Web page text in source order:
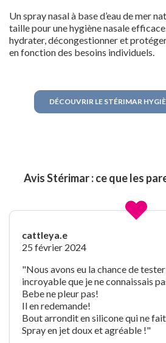
Un spray nasal à base d’eau de mer
taille pour une hygiène nasale
hydrater, décongestionner et protéger
en fonction des besoins individuels.
DÉCOUVRIR LE STÉRIMAR
Avis Stérimar : ce que les
cattleya.e
25 février 2024
"Nous avons eu la chance de
incroyable que je ne connaissais
Bebe ne pleur pas!
Il en redemande!
Bout arrondit en silicone qui ne
Spray en jet doux et agréable !"